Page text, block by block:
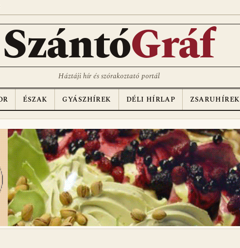
SzántóGráf
Háztáji hír és szórakoztató portál
ÉSZAK GYÁSZHÍREK DÉLI HÍRLAP ZSARUHÍREK